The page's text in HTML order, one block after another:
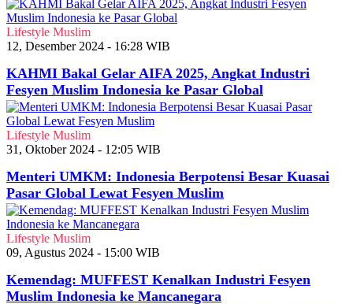
Lifestyle Muslim
12, Desember 2024 - 16:28 WIB
KAHMI Bakal Gelar AIFA 2025, Angkat Industri
Fesyen Muslim Indonesia ke Pasar Global
Lifestyle Muslim
31, Oktober 2024 - 12:05 WIB
Menteri UMKM: Indonesia Berpotensi Besar Kuasai
Pasar Global Lewat Fesyen Muslim
Lifestyle Muslim
09, Agustus 2024 - 15:00 WIB
Kemendag: MUFFEST Kenalkan Industri Fesyen
Muslim Indonesia ke Mancanegara